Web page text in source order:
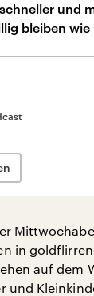
und
bleiben wie
in
auf dem
und